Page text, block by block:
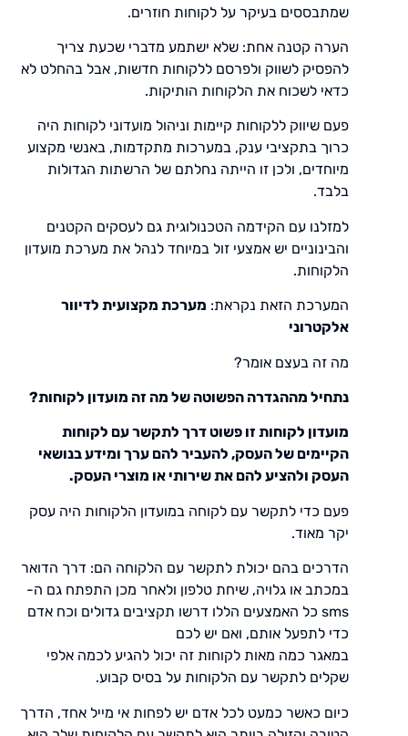
שמתבססים בעיקר על לקוחות חוזרים.
הערה קטנה אחת: שלא ישתמע מדברי שכעת צריך
להפסיק לשווק ולפרסם ללקוחות חדשות, אבל בהחלט לא
כדאי לשכוח את הלקוחות הותיקות.
פעם שיווק ללקוחות קיימות וניהול מועדוני לקוחות היה
כרוך בתקציבי ענק, במערכות מתקדמות, באנשי מקצוע
מיוחדים, ולכן זו הייתה נחלתם של הרשתות הגדולות
בלבד.
למזלנו עם הקידמה הטכנולוגית גם לעסקים הקטנים
והבינוניים יש אמצעי זול במיוחד לנהל את מערכת מועדון
הלקוחות.
המערכת הזאת נקראת: מערכת מקצועית לדיוור
אלקטרוני
מה זה בעצם אומר?
נתחיל מההגדרה הפשוטה של מה זה מועדון לקוחות?
מועדון לקוחות זו פשוט דרך לתקשר עם לקוחות
הקיימים של העסק, להעביר להם ערך ומידע בנושאי
העסק ולהציע להם את שירותי או מוצרי העסק.
פעם כדי לתקשר עם לקוחה במועדון הלקוחות היה עסק
יקר מאוד.
הדרכים בהם יכולת לתקשר עם הלקוחה הם: דרך הדואר
במכתב או גלויה, שיחת טלפון ולאחר מכן התפתח גם ה-
sms כל האמצעים הללו דרשו תקציבים גדולים וכח אדם
כדי לתפעל אותם, ואם יש לכם
במאגר כמה מאות לקוחות זה יכול להגיע לכמה אלפי
שקלים לתקשר עם הלקוחות על בסיס קבוע.
כיום כאשר כמעט לכל אדם יש לפחות אי מייל אחד, הדרך